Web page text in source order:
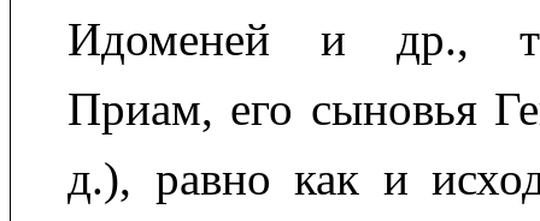
Идоменей и др.,
Приам, его сыновья
д.), равно как и